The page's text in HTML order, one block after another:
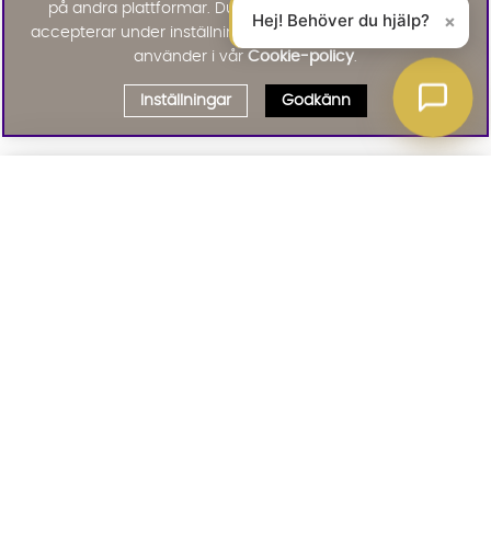
på andra plattformar. Du väljer själv vilka cookies du
accepterar under inställningar. Läs mer om de cookies vi
använder i vår Cookie-policy.
Inställningar Godkänn
Hej! Behöver du hjälp? ×